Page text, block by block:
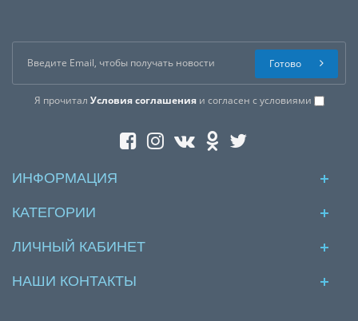
Я прочитал Условия соглашенияи согласен с условиями
Готово
ИНФОРМАЦИЯ
КАТЕГОРИИ
ЛИЧНЫЙ КАБИНЕТ
НАШИ КОНТАКТЫ